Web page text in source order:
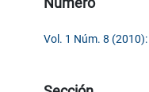
Vol. 1 Núm. 8